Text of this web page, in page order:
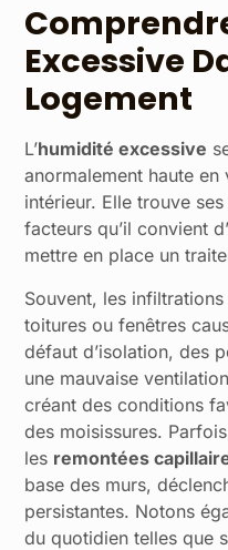
Excessive
Logement
L’humidité excessive
anormalement haute en
intérieur. Elle trouve
facteurs qu’il convient
mettre en place un
Souvent, les infiltrations
toitures ou fenêtres
défaut d’isolation, des
une mauvaise
créant des conditions
des moisissures.
les remontées
base des murs,
persistantes. Notons
du quotidien telles que